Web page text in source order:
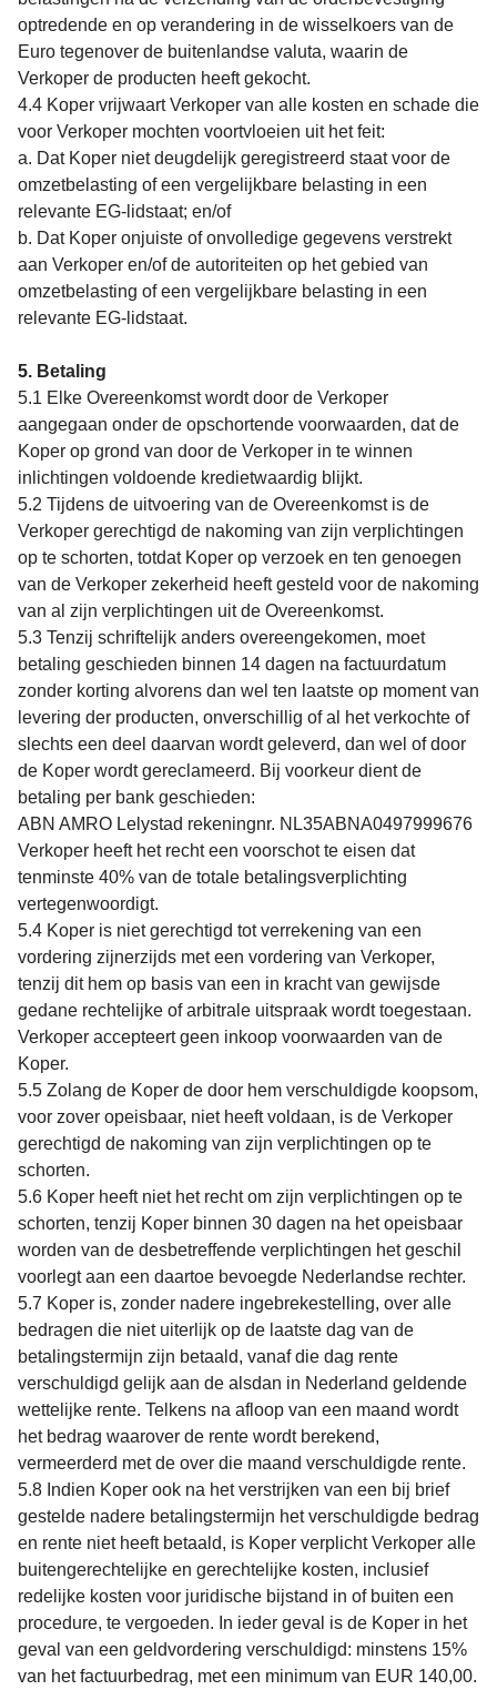
optredende en op verandering in de wisselkoers van de
Euro tegenover de buitenlandse valuta, waarin de
Verkoper de producten heeft gekocht.
4.4 Koper vrijwaart Verkoper van alle kosten en schade die
voor Verkoper mochten voortvloeien uit het feit:
a. Dat Koper niet deugdelijk geregistreerd staat voor de
omzetbelasting of een vergelijkbare belasting in een
relevante EG-lidstaat; en/of
b. Dat Koper onjuiste of onvolledige gegevens verstrekt
aan Verkoper en/of de autoriteiten op het gebied van
omzetbelasting of een vergelijkbare belasting in een
relevante EG-lidstaat.
5. Betaling
5.1 Elke Overeenkomst wordt door de Verkoper
aangegaan onder de opschortende voorwaarden, dat de
Koper op grond van door de Verkoper in te winnen
inlichtingen voldoende kredietwaardig blijkt.
5.2 Tijdens de uitvoering van de Overeenkomst is de
Verkoper gerechtigd de nakoming van zijn verplichtingen
op te schorten, totdat Koper op verzoek en ten genoegen
van de Verkoper zekerheid heeft gesteld voor de nakoming
van al zijn verplichtingen uit de Overeenkomst.
5.3 Tenzij schriftelijk anders overeengekomen, moet
betaling geschieden binnen 14 dagen na factuurdatum
zonder korting alvorens dan wel ten laatste op moment van
levering der producten, onverschillig of al het verkochte of
slechts een deel daarvan wordt geleverd, dan wel of door
de Koper wordt gereclameerd. Bij voorkeur dient de
betaling per bank geschieden:
ABN AMRO Lelystad rekeningnr. NL35ABNA0497999676
Verkoper heeft het recht een voorschot te eisen dat
tenminste 40% van de totale betalingsverplichting
vertegenwoordigt.
5.4 Koper is niet gerechtigd tot verrekening van een
vordering zijnerzijds met een vordering van Verkoper,
tenzij dit hem op basis van een in kracht van gewijsde
gedane rechtelijke of arbitrale uitspraak wordt toegestaan.
Verkoper accepteert geen inkoop voorwaarden van de
Koper.
5.5 Zolang de Koper de door hem verschuldigde koopsom,
voor zover opeisbaar, niet heeft voldaan, is de Verkoper
gerechtigd de nakoming van zijn verplichtingen op te
schorten.
5.6 Koper heeft niet het recht om zijn verplichtingen op te
schorten, tenzij Koper binnen 30 dagen na het opeisbaar
worden van de desbetreffende verplichtingen het geschil
voorlegt aan een daartoe bevoegde Nederlandse rechter.
5.7 Koper is, zonder nadere ingebrekestelling, over alle
bedragen die niet uiterlijk op de laatste dag van de
betalingstermijn zijn betaald, vanaf die dag rente
verschuldigd gelijk aan de alsdan in Nederland geldende
wettelijke rente. Telkens na afloop van een maand wordt
het bedrag waarover de rente wordt berekend,
vermeerderd met de over die maand verschuldigde rente.
5.8 Indien Koper ook na het verstrijken van een bij brief
gestelde nadere betalingstermijn het verschuldigde bedrag
en rente niet heeft betaald, is Koper verplicht Verkoper alle
buitengerechtelijke en gerechtelijke kosten, inclusief
redelijke kosten voor juridische bijstand in of buiten een
procedure, te vergoeden. In ieder geval is de Koper in het
geval van een geldvordering verschuldigd: minstens 15%
van het factuurbedrag, met een minimum van EUR 140,00.